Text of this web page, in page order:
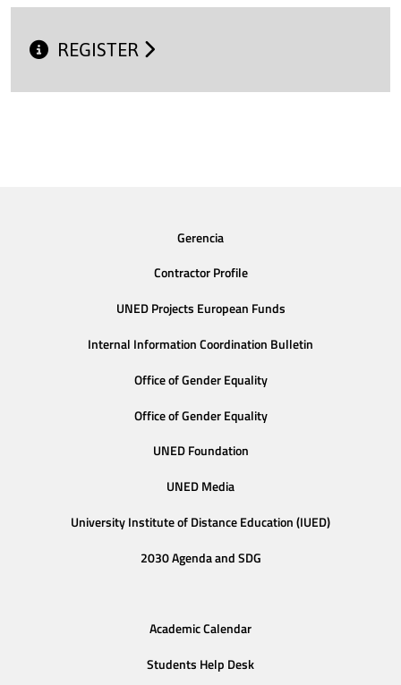
REGISTER
Gerencia
Contractor Profile
UNED Projects European Funds
Internal Information Coordination Bulletin
Office of Gender Equality
Office of Gender Equality
UNED Foundation
UNED Media
University Institute of Distance Education (IUED)
2030 Agenda and SDG
Academic Calendar
Students Help Desk